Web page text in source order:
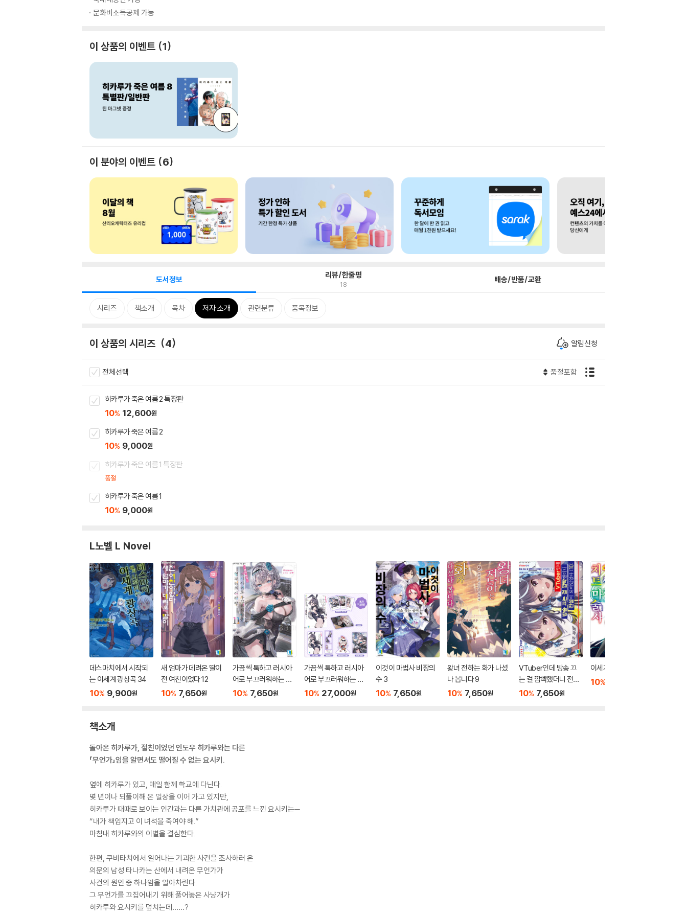
문화비소득공제 가능
이 상품의 이벤트 1
이 분야의 이벤트 6
도서정보 리뷰/한줄평
18 배송/반품/교환
시리즈 책소개 목차 저자 소개 관련분류 품목정보
이 상품의 시리즈 4 알림신청
전체선택 품절포함
히카루가 죽은 여름 2 특장판
10% 12,600원
히카루가 죽은 여름 2
10% 9,000원
히카루가 죽은 여름 1 특장판
품절
히카루가 죽은 여름 1
10% 9,000원
L노벨 L Novel
데스마치에서 시작되
는 이세계 광상곡 34
10% 9,900원
새 엄마가 데려온 딸이
전 여친이었다 12
10% 7,650원
가끔씩 툭하고 러시아
어로 부끄러워하는 옆
자리의 아랴 양 11
10% 7,650원
가끔씩 툭하고 러시아
어로 부끄러워하는 옆
자리의 아랴 양 11 특별
10% 27,000원
이것이 마법사 비장의
수 3
10% 7,650원
왕녀 전하는 화가 나셨
나 봅니다 9
10% 7,650원
VTuber인데 방송 끄
는 걸 깜빡했더니 전설
이 되어있었다 10
10% 7,650원
이세계 치트 마술사 10
10%
책소개
돌아온 히카루가, 절친이었던 인도우 히카루와는 다른
「무언가」임을 알면서도 떨어질 수 없는 요시키.
옆에 히카루가 있고, 매일 함께 학교에 다닌다.
몇 년이나 되풀이해 온 일상을 이어 가고 있지만,
히카루가 때때로 보이는 인간과는 다른 가치관에 공포를 느낀 요시키는─
“내가 책임지고 이 녀석을 죽여야 해.”
마침내 히카루와의 이별을 결심한다.
한편, 쿠비타치에서 일어나는 기괴한 사건을 조사하러 온
의문의 남성 타나카는 산에서 내려온 무언가가
사건의 원인 중 하나임을 알아차린다.
그 무언가를 끄집어내기 위해 풀어놓은 사냥개가
히카루와 요시키를 덮치는데……?